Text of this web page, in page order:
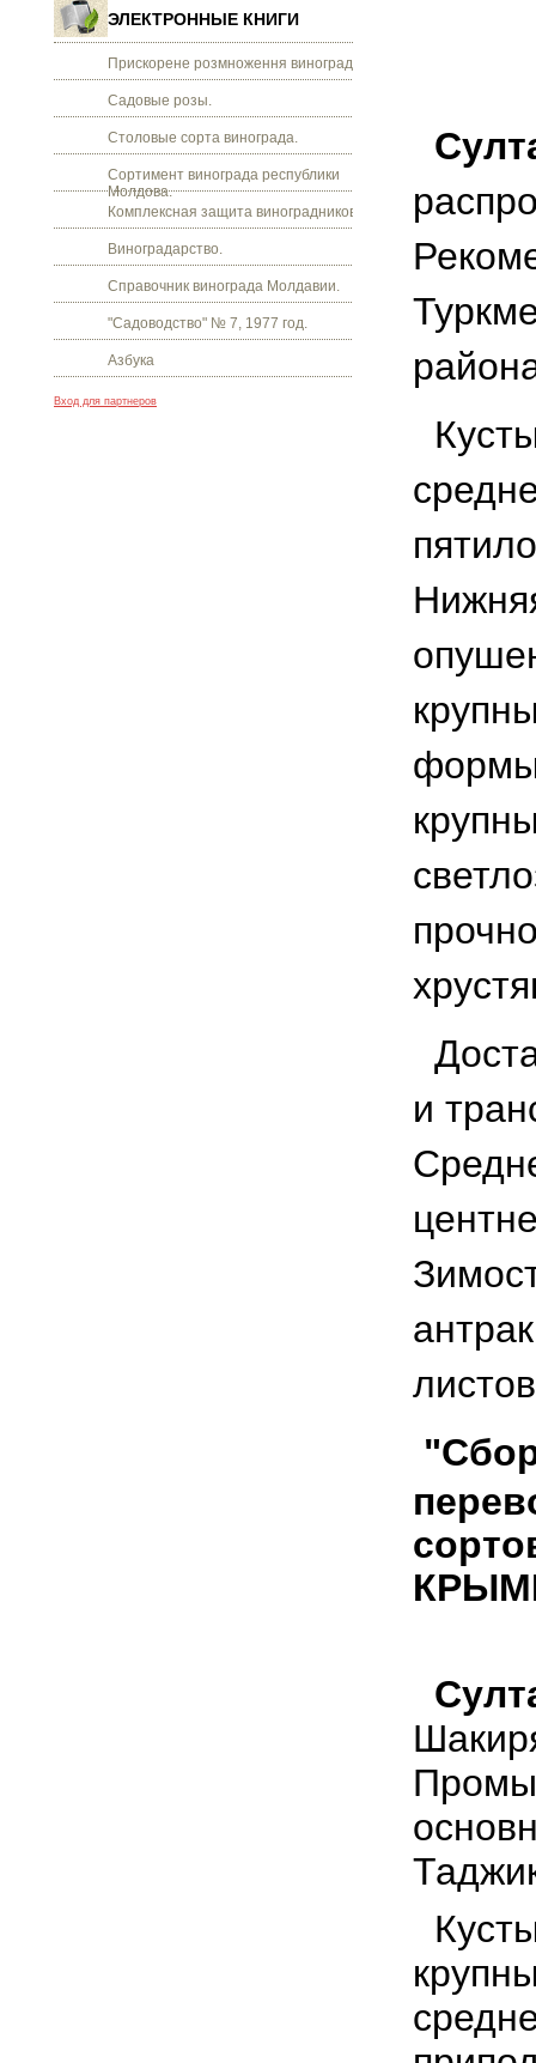
ЭЛЕКТРОННЫЕ КНИГИ
Прискорене розмноження винограду.
Садовые розы.
Столовые сорта винограда.
Сортимент винограда республики
Молдова.
Комплексная защита виноградников.
Виноградарство.
Справочник винограда Молдавии.
"Садоводство" № 7, 1977 год.
Азбука
Вход для партнеров
и